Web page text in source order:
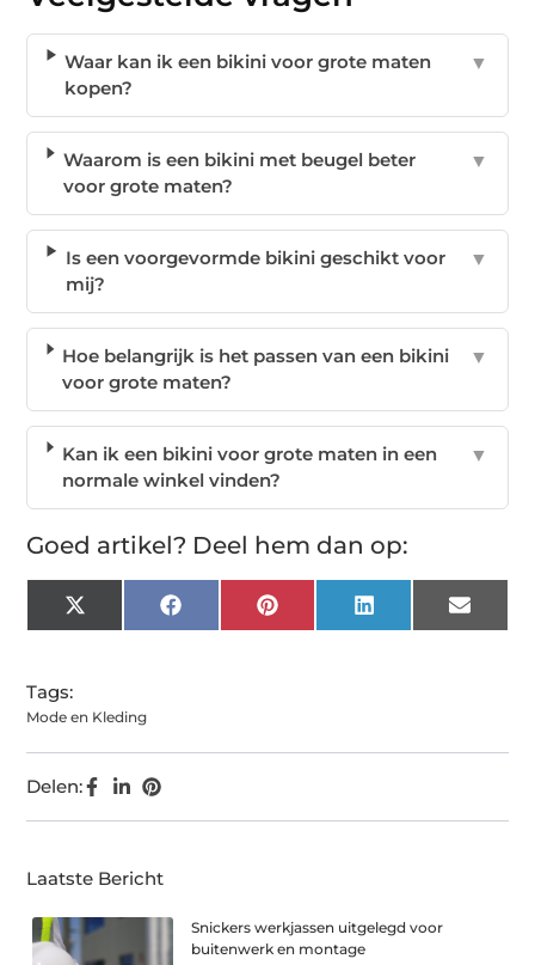
Waar kan ik een bikini voor grote maten
kopen?
▼
Waarom is een bikini met beugel beter
voor grote maten?
▼
Is een voorgevormde bikini geschikt voor
mij?
▼
Hoe belangrijk is het passen van een bikini
voor grote maten?
▼
Kan ik een bikini voor grote maten in een
normale winkel vinden?
▼
Goed artikel? Deel hem dan op:
X
(Twitter)
FacebookPinterest LinkedIn Email
Tags:
Mode en Kleding
Delen:
Laatste Bericht
Snickers werkjassen uitgelegd voor
buitenwerk en montage